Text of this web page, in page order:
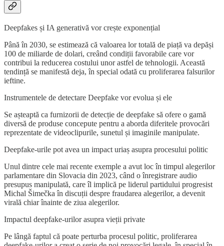
Deepfakes și IA generativă vor crește exponențial
Până în 2030, se estimează că valoarea lor totală de piață va depăși
100 de miliarde de dolari, creând condiții favorabile care vor
contribui la reducerea costului unor astfel de tehnologii. Această
tendință se manifestă deja, în special odată cu proliferarea falsurilor
ieftine.
Instrumentele de detectare Deepfake vor evolua și ele
Se așteaptă ca furnizorii de detecție de deepfake să ofere o gamă
diversă de produse concepute pentru a aborda diferitele provocări
reprezentate de videoclipurile, sunetul și imaginile manipulate.
Deepfake-urile pot avea un impact uriaș asupra procesului politic
Unul dintre cele mai recente exemple a avut loc în timpul alegerilor
parlamentare din Slovacia din 2023, când o înregistrare audio
presupus manipulată, care îl implică pe liderul partidului progresist
Michal Šimečka în discuții despre fraudarea alegerilor, a devenit
virală chiar înainte de ziua alegerilor.
Impactul deepfake-urilor asupra vieții private
Pe lângă faptul că poate perturba procesul politic, proliferarea